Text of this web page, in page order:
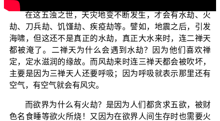
在这五浊之世，天灾地变不断发生，才会有水劫、火
劫、刀兵劫、饥馑劫、疾疫劫等。譬如，地震之后，引发
海啸，但这还不是真正的水劫，真正大水来时，连二禅天
都被淹了。二禅天为什么会遇到水劫？因为他们喜欢禅
定，定水滋润的缘故。而风劫来时连三禅天都会被吹坏，
主要是因为三禅天人还要呼吸；因为呼吸就表示那里还有
空气，有空气就会有风灾。
而欲界为什么有火劫？是因为人们都贪求五欲，被财
色名食睡等欲火所烧！又因为在欲界人间生存时也需要火